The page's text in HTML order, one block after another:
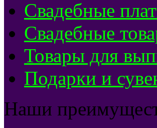
Свадебные
Свадебные
Товары для
Подарки и
Наши